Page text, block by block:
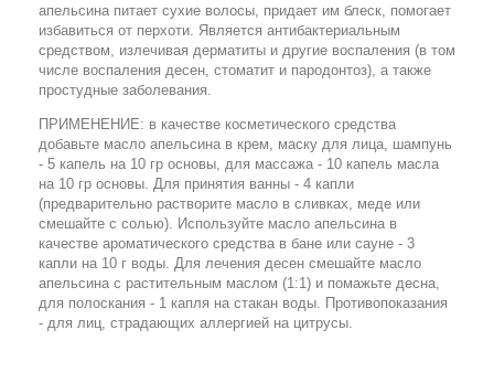
апельсина питает сухие волосы, придает им блеск, помогает
избавиться от перхоти. Является антибактериальным
средством, излечивая дерматиты и другие воспаления (в том
числе воспаления десен, стоматит и пародонтоз), а также
простудные заболевания.
ПРИМЕНЕНИЕ: в качестве косметического средства
добавьте масло апельсина в крем, маску для лица, шампунь
- 5 капель на 10 гр основы, для массажа - 10 капель масла
на 10 гр основы. Для принятия ванны - 4 капли
(предварительно растворите масло в сливках, меде или
смешайте с солью). Используйте масло апельсина в
качестве ароматического средства в бане или сауне - 3
капли на 10 г воды. Для лечения десен смешайте масло
апельсина с растительным маслом (1:1) и помажьте десна,
для полоскания - 1 капля на стакан воды. Противопоказания
- для лиц, страдающих аллергией на цитрусы.